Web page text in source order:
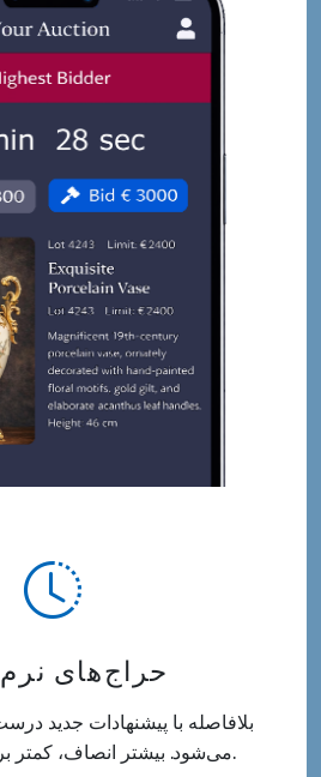
حراج‌های
بلافاصله با پیشنهادات جدید
می‌شود. بیشتر انصاف، کمتر برنامه‌ریزی مخفی.